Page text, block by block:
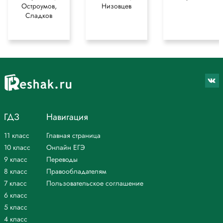
Остроумов,
Сладков
Низовцев
ГДЗ
11 класс
10 класс
9 класс
8 класс
7 класс
6 класс
5 класс
4 класс
Навигация
Главная страница
Онлайн ЕГЭ
Переводы
Правообладателям
Пользовательское соглашение